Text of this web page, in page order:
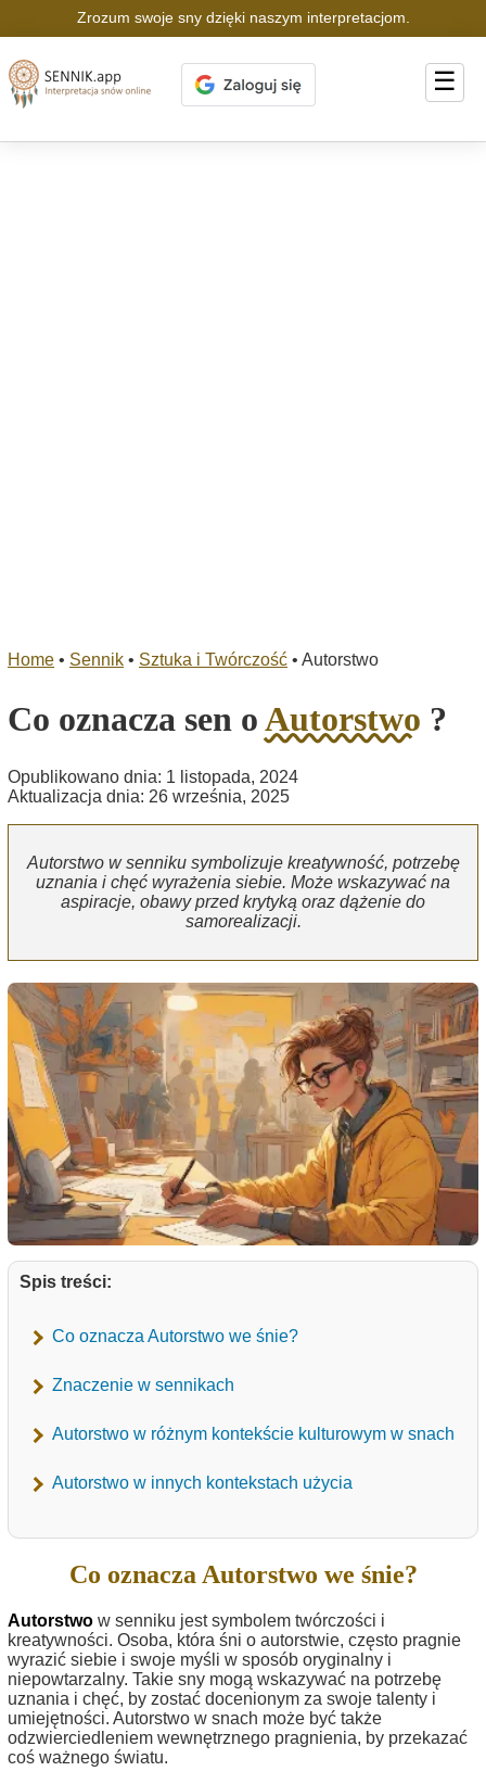
Zrozum swoje sny dzięki naszym interpretacjom.
☰
Home • Sennik • Sztuka i Twórczość • Autorstwo
Co oznacza sen oAutorstwo ?
Opublikowano dnia: 1 listopada, 2024
Aktualizacja dnia: 26 września, 2025
Autorstwo w senniku symbolizuje kreatywność, potrzebę
uznania i chęć wyrażenia siebie. Może wskazywać na
aspiracje, obawy przed krytyką oraz dążenie do
samorealizacji.
Spis treści:
Co oznacza Autorstwo we śnie?
Znaczenie w sennikach
Autorstwo w różnym kontekście kulturowym w snach
Autorstwo w innych kontekstach użycia
Co oznacza Autorstwo we śnie?
Autorstwo w senniku jest symbolem twórczości i
kreatywności. Osoba, która śni o autorstwie, często pragnie
wyrazić siebie i swoje myśli w sposób oryginalny i
niepowtarzalny. Takie sny mogą wskazywać na potrzebę
uznania i chęć, by zostać docenionym za swoje talenty i
umiejętności. Autorstwo w snach może być także
odzwierciedleniem wewnętrznego pragnienia, by przekazać
coś ważnego światu.